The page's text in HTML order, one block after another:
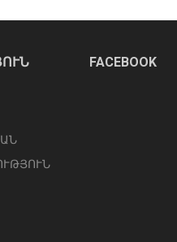
FACEBOOK